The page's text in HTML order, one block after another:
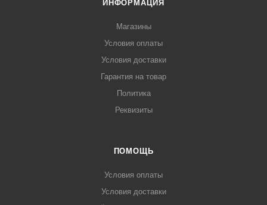
ИНФОРМАЦИЯ
Магазины
Условия оплаты
Условия доставки
Гарантия на товар
Политика
Реквизиты
ПОМОЩЬ
Условия оплаты
Условия доставки